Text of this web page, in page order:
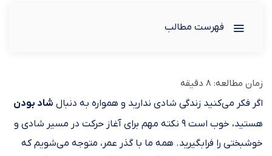
فهرست مطالب
زمان مطالعه: 8 دقیقه
اگر فکر می‌کنید زندگی شادی ندارید و همواره به دنبال شاد بودن
هستید، خوب است ۹ نکته مهم برای آغاز حرکت در مسیر شادی و
خوشبختی را فرابگیرید. همه‌ ما با گذر عمر، متوجه می‌شویم که